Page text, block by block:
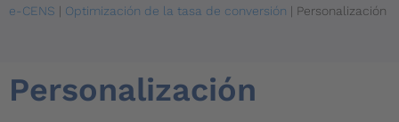
e-CENS | Optimización de la tasa de conversión | Personalización
Personalización